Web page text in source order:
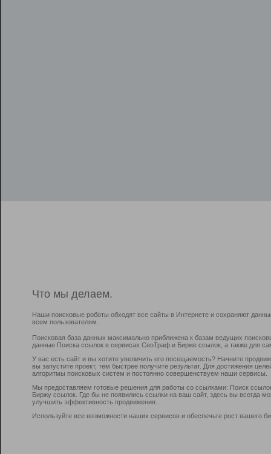
Что мы делаем.
Наши поисковые роботы обходят все сайты в Интернете и сохраняют
всем пользователям.
Поисковая база данных максимально приближена к базам ведущих
данные Поиска ссылок в сервисах СеоТраф и Бирже ссылок, а также для
У вас есть сайт и вы хотите увеличить его посещаемость? Начните
вы запустите проект, тем быстрее получите результат. Для достижения
алгоритмы поисковых систем и постоянно совершенствуем наши сервисы.
Мы предоставляем готовые решения для работы со ссылками: Поиск
Биржу ссылок. Где бы не появились ссылки на ваш сайт, здесь вы всегда
улучшить эффективность продвижения.
Используйте все возможности наших сервисов и обеспечьте рост вашего